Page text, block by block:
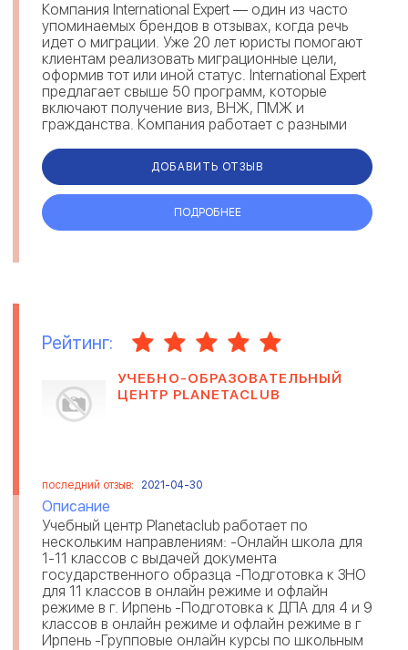
Компания International Expert — один из часто
упоминаемых брендов в отзывах, когда речь
идет о миграции. Уже 20 лет юристы помогают
клиентам реализовать миграционные цели,
оформив тот или иной статус. International Expert
предлагает свыше 50 программ, которые
включают получение виз, ВНЖ, ПМЖ и
гражданства. Компания работает с разными
ДОБАВИТЬ ОТЗЫВ
ПОДРОБНЕЕ
Рейтинг:
УЧЕБНО-ОБРАЗОВАТЕЛЬНЫЙ
ЦЕНТР PLANETACLUB
последний отзыв: 2021-04-30
Описание
Учебный центр Planetaclub работает по
нескольким направлениям: -Онлайн школа для
1-11 классов с выдачей документа
государственного образца -Подготовка к ЗНО
для 11 классов в онлайн режиме и офлайн
режиме в г. Ирпень -Подготовка к ДПА для 4 и 9
классов в онлайн режиме и офлайн режиме в г
Ирпень -Групповые онлайн курсы по школьным